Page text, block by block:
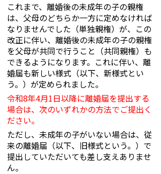
これまで、離婚後の未成年の子の親権
は、父母のどちらか一方に定めなければ
なりませんでした（単独親権）が、この
改正に伴い、離婚後の未成年の子の親権
を父母が共同で行うこと（共同親権）も
できるようになります。これに伴い、離
婚届も新しい様式（以下、新様式とい
う。）が定められました。
令和8年4月1日以降に離婚届を提出する
場合は、次のいずれかの方法でご提出く
ださい。
ただし、未成年の子がいない場合は、従
来の離婚届（以下、旧様式という。）で
提出していただいても差し支えありませ
ん。